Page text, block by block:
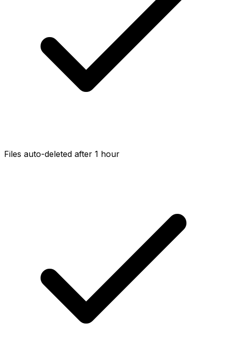
Files auto-deleted after 1 hour